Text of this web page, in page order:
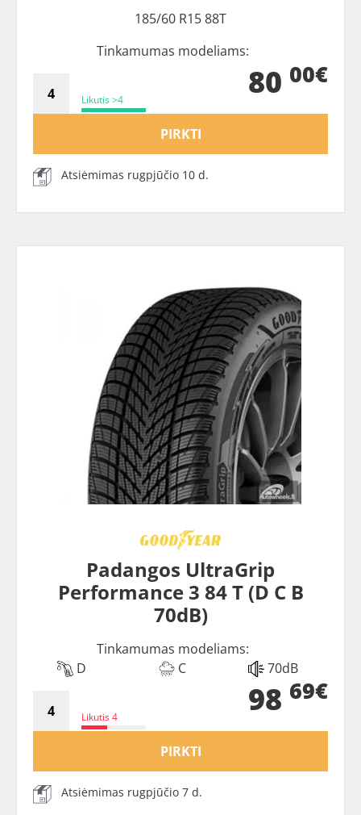
185/60 R15 88T
Tinkamumas modeliams:
Likutis >4 80 00€
PIRKTI
Atsiėmimas rugpjūčio 10 d.
Padangos UltraGrip
Performance 3 84 T (D C B
70dB)
Tinkamumas modeliams:
D
C 70dB
Likutis 4 98 69€
PIRKTI
Atsiėmimas rugpjūčio 7 d.